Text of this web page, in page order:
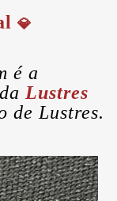
💎
é a
Lustres
de Lustres.